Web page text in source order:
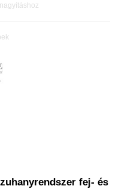
fej- és